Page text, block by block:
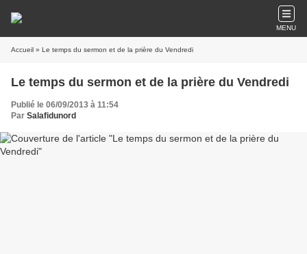
MENU
Accueil » Le temps du sermon et de la prière du Vendredi
Le temps du sermon et de la prière du Vendredi
Publié le 06/09/2013 à 11:54
Par Salafidunord